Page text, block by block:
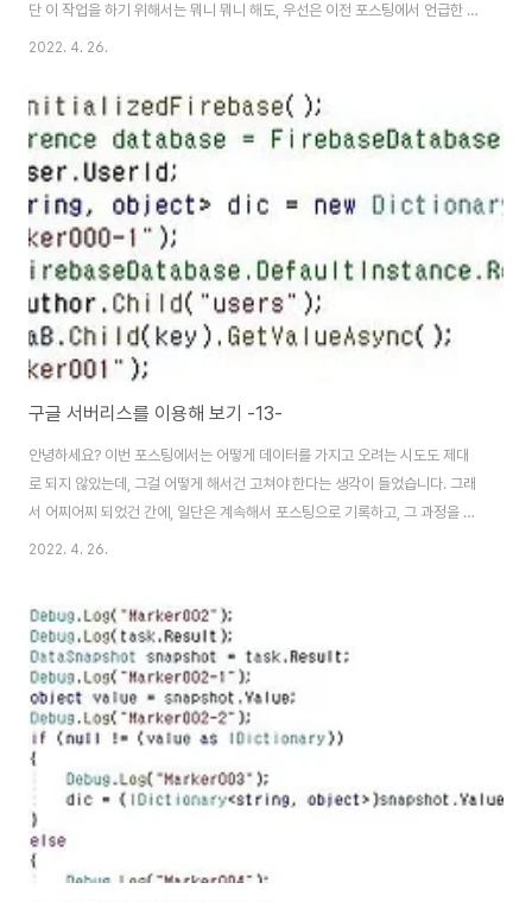
단 이 작업을 하기 위해서는 뭐니 뭐니 해도, 우선은 이전 포스팅에서 언급한 문
제점 부터 어떻게 극복을 해 보아야 할듯 합니다. 알고 봤더니, + 하나 잘못 넣
오게 만들어 놓고 나서, 다음으로 진행해 보도록 합니다. 이렇게 했더니 골드에
관한 내용까지 어떻게 가지고 오는 것을 확인할 수 있기는 있었습니다. 이제 데
이터를 가지고 오는데 성공하긴 했으니, 다음으로 넘어가 봐야 합니다. 아예 이
번에는 딕셔너리를 하나 만들어서, 여기서 나오는 것을 가지고서 어떻게 key
와 value별로 분류해..
2022. 4. 26.
구글 서버리스를 이용해 보기 -13-
안녕하세요? 이번 포스팅에서는 어떻게 데이터를 가지고 오려는 시도도 제대
로 되지 않았는데, 그걸 어떻게 해서건 고쳐야 한다는 생각이 들었습니다. 그래
서 어찌어찌 되었건 간에, 일단은 계속해서 포스팅으로 기록하고, 그 과정을 보
여 드리고자 합니다. 일단은 데이터를 가지고 오려는 시도조차 안하는 문제부
될 때까지 기다리도록 어떻게 바꾸어 주었습니다. 이렇게 만들어 놓자, 드디어
작업이 전혀 되지 않았던 상황에서 어떻게 위 스크린샷에서 볼 수 있는 것처럼,
하나하나 과정을 밟아 나가고 있습니다. 일단 데이터를 제대로 받아오기 위해
서, 위 ..
2022. 4. 26.